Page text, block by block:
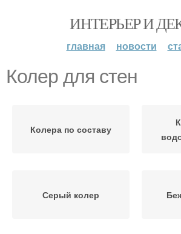
ИНТЕРЬЕР И
главная новости
Колер для стен
Колера по составу
Серый колер